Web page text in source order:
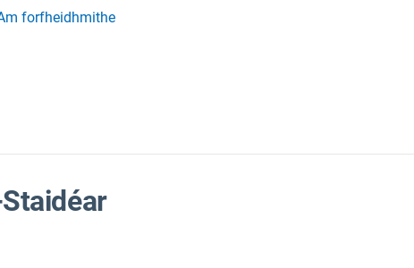
forfheidhmithe